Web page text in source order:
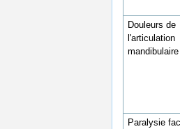
Douleurs de
l'articulation
mandibulaire
Paralysie